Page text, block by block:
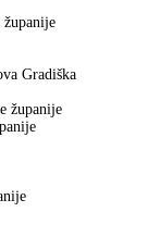
Gradiška
županije